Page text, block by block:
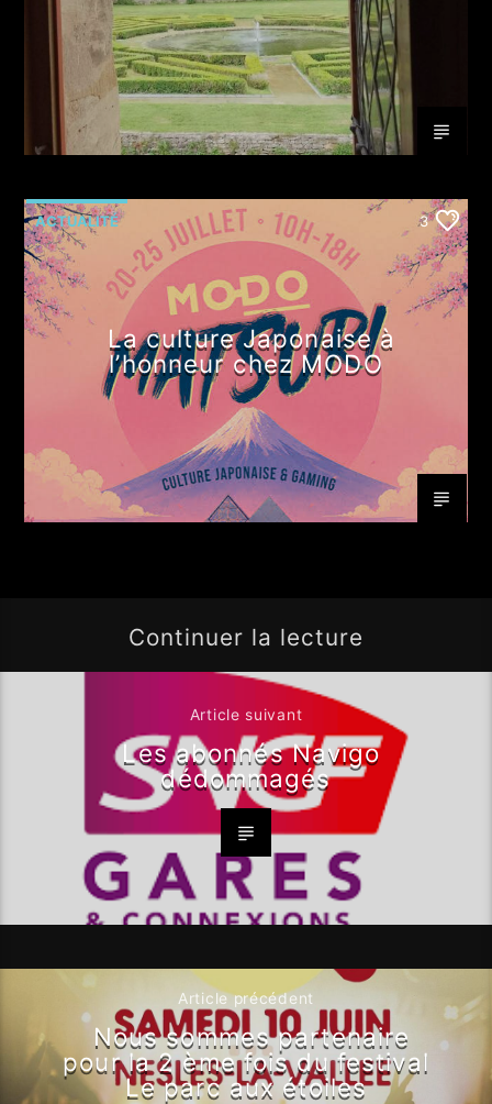
ACTUALITÉ 3
La culture Japonaise à
l’honneur chez MODO
Continuer la lecture
Article suivant
Les abonnés Navigo
dédommagés
Article précédent
Nous sommes partenaire
pour la 2 ème fois du festival
Le parc aux étoiles